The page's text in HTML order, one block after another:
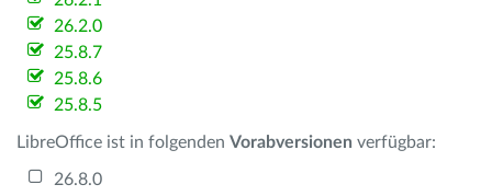
26.2.0
25.8.7
25.8.6
25.8.5
LibreOffice ist in folgenden Vorabversionen verfügbar:
26.8.0